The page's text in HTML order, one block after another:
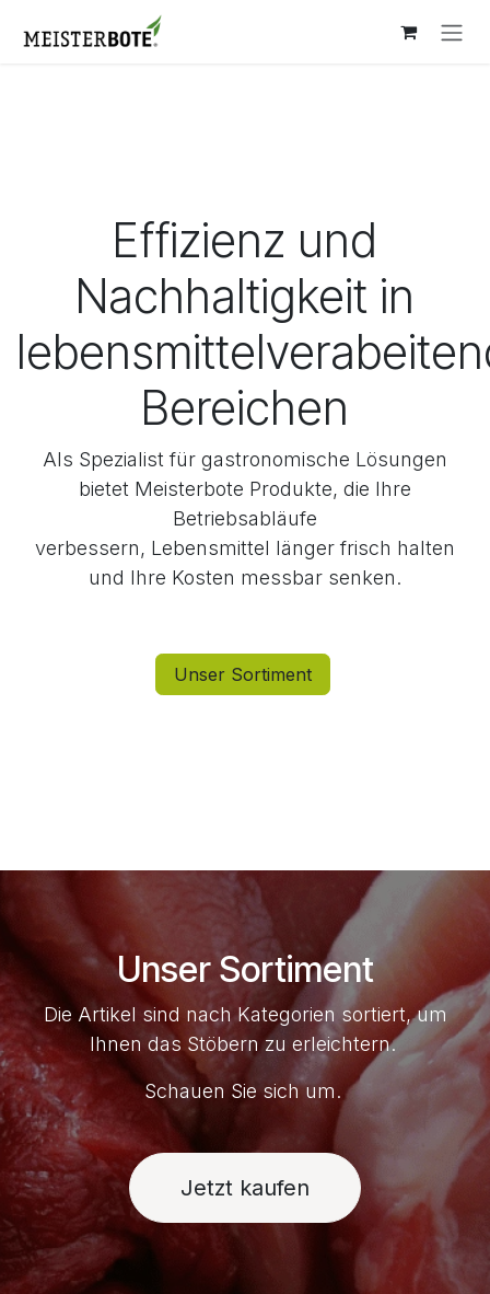
Zum Inhalt springen
Effizienz und
Nachhaltigkeit in
Bereichen
Als Spezialist für gastronomische Lösungen
bietet Meisterbote Produkte, die Ihre
Betriebsabläufe
verbessern, Lebensmittel länger frisch halten
und Ihre Kosten messbar senken.
Unser Sortiment
Unser Sortiment
Die Artikel sind nach Kategorien sortiert, um
Ihnen das Stöbern zu erleichtern.
Schauen Sie sich um.
Jetzt kaufen